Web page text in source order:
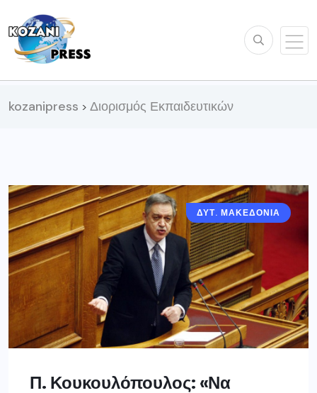
kozanipress > Διορισμός Εκπαιδευτικών
ΔΥΤ. ΜΑΚΕΔΟΝΊΑ
Π. Κουκουλόπουλος: «Να